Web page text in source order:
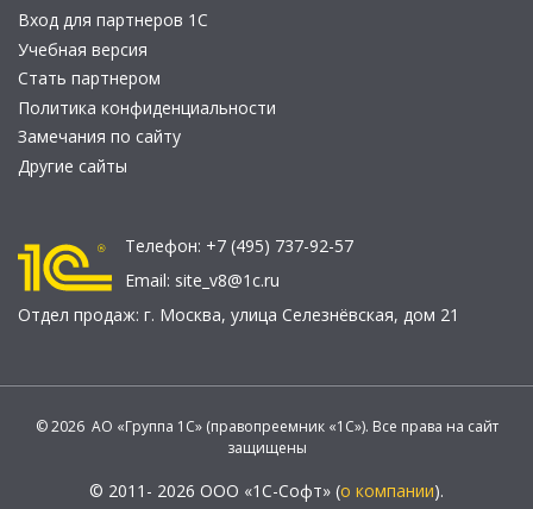
Вход для партнеров 1С
Учебная версия
Стать партнером
Политика конфиденциальности
Замечания по сайту
Другие сайты
Телефон: +7 (495) 737-92-57
Email: site_v8@1c.ru
Отдел продаж: г. Москва, улица Селезнёвская, дом 21
© 2026 АО «Группа 1С» (правопреемник «1С»). Все права на сайт
защищены
© 2011- 2026 ООО «1С-Софт» (о компании).